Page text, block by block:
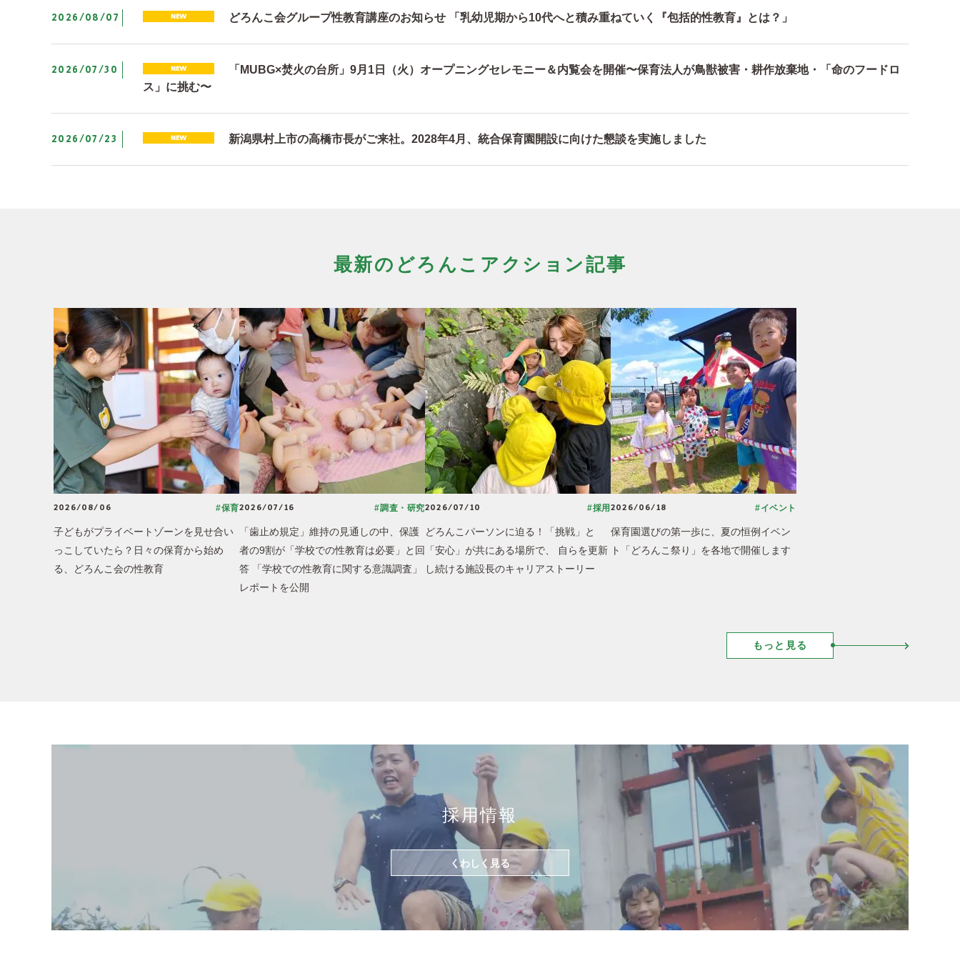
2026/08/07 どろんこ会グループ性教育講座のお知らせ 「乳幼児期から10代へと積み重ねていく『包括的性教育』とは？」
2026/07/30
「MUBG×焚火の台所」9月1日（火）オープニングセレモニー＆内覧会を開催〜保育法人が鳥獣被害・耕作放棄地・「命のフードロ
ス」に挑む〜
2026/07/23 新潟県村上市の高橋市長がご来社。2028年4月、統合保育園開設に向けた懇談を実施しました
最新のどろんこアクション記事
2026/08/06
子どもがプライベートゾーンを見せ合い
っこしていたら？日々の保育から始め
る、どろんこ会の性教育
#保育2026/07/16
「歯止め規定」維持の見通しの中、保護
者の9割が「学校での性教育は必要」と回
答 「学校での性教育に関する意識調査」
レポートを公開
#調査・研究2026/07/10
どろんこパーソンに迫る！「挑戦」と
「安心」が共にある場所で、 自らを更新
し続ける施設長のキャリアストーリー
#採用2026/06/18
保育園選びの第一歩に、夏の恒例イベン
ト「どろんこ祭り」を各地で開催します
#イベント
もっと見る
採用情報
くわしく見る